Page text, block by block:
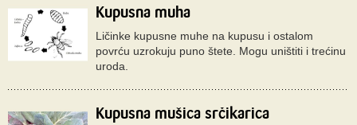
Kupusna muha
Ličinke kupusne muhe na kupusu i ostalom
povrću uzrokuju puno štete. Mogu uništiti i trećinu
uroda.
Kupusna mušica srčikarica